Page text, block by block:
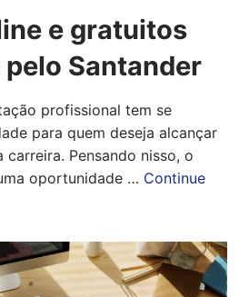
e gratuitos
Santander
profissional tem se
para quem deseja alcançar
carreira. Pensando nisso, o
oportunidade … Continue